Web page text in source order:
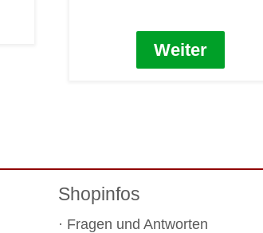
Weiter
Shopinfos
Fragen und Antworten